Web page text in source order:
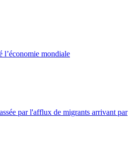
l’économie mondiale
par l'afflux de migrants arrivant par